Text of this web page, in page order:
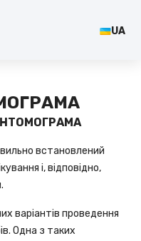
UA
встановлений
і, відповідно,
варіантів проведення
Одна з таких